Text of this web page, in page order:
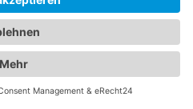
Sie benötigen, um sowohl
Urlaubsplanung bestens
Sie einen
Nähe suchen oder nach
für Ihre